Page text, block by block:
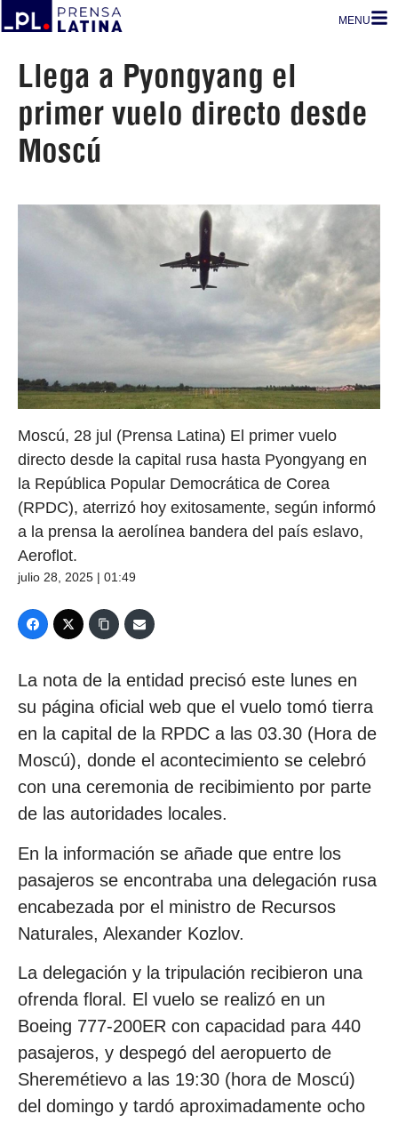
MENU
Llega a Pyongyang el
primer vuelo directo desde
Moscú
Moscú, 28 jul (Prensa Latina) El primer vuelo
directo desde la capital rusa hasta Pyongyang en
la República Popular Democrática de Corea
(RPDC), aterrizó hoy exitosamente, según informó
a la prensa la aerolínea bandera del país eslavo,
Aeroflot.
julio 28, 2025 | 01:49
La nota de la entidad precisó este lunes en
su página oficial web que el vuelo tomó tierra
en la capital de la RPDC a las 03.30 (Hora de
Moscú), donde el acontecimiento se celebró
con una ceremonia de recibimiento por parte
de las autoridades locales.
En la información se añade que entre los
pasajeros se encontraba una delegación rusa
encabezada por el ministro de Recursos
Naturales, Alexander Kozlov.
La delegación y la tripulación recibieron una
ofrenda floral. El vuelo se realizó en un
Boeing 777-200ER con capacidad para 440
pasajeros, y despegó del aeropuerto de
Sheremétievo a las 19:30 (hora de Moscú)
del domingo y tardó aproximadamente ocho